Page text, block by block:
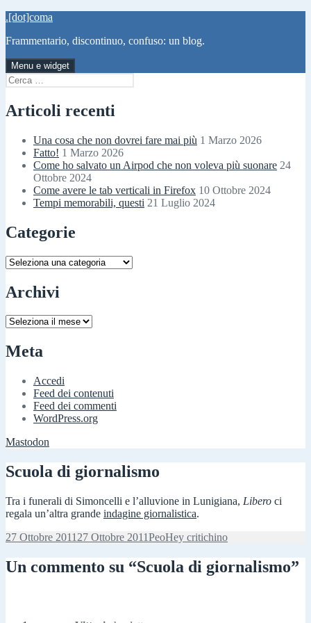
Vai
contenuto
.[dot]coma
Frammentario, discontinuo, confuso: un blog.
Menu e widget
Ricerca
per:
Articoli recenti
Una cosa che non dovrei fare mai più 1 Marzo 2026
Fatto! 1 Marzo 2026
Come ho salvato un Airpod che non voleva più suonare 24
Ottobre 2024
Come avere le tab verticali in Firefox 10 Ottobre 2024
Tempi memorabili, questi 21 Luglio 2024
Categorie
Categorie
Archivi
Archivi
Meta
Accedi
Feed dei contenuti
Feed dei commenti
WordPress.org
Mastodon
Scuola di giornalismo
Tra i funerali di Simoncelli e l’alluvione in Lunigiana, Libero ci
regala un’altra grande indagine giornalistica.
Scritto
27 Ottobre 2011 27 Ottobre 2011Autore
PeoCategorie
Hey critichino
Un commento su “Scuola di giornalismo”